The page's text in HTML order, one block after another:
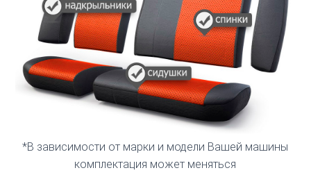
*В зависимости от марки и модели Вашей машины
комплектация может меняться